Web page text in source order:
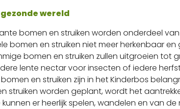
wereld
bomen en struiken worden onderdeel
bomen en struiken niet meer herkenbaar
bomen en struiken zullen uitgroeien tot
lente nectar voor insecten of iedere
en struiken zijn in het Kinderbos
struiken worden geplant, wordt het
er heerlijk spelen, wandelen en van